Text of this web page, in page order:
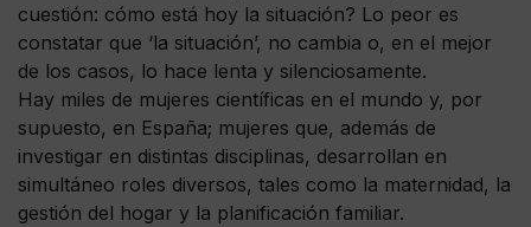
cuestión: cómo está hoy la situación? Lo peor es
constatar que ‘la situación’, no cambia o, en el mejor
de los casos, lo hace lenta y silenciosamente.
Hay miles de mujeres científicas en el mundo y, por
supuesto, en España; mujeres que, además de
investigar en distintas disciplinas, desarrollan en
simultáneo roles diversos, tales como la maternidad, la
gestión del hogar y la planificación familiar.